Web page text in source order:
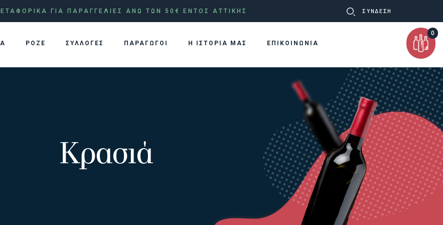
ΓΙΑ ΠΑΡΑΓΓΕΛΙΕΣ ΑΝΩ ΤΩΝ 50€ ΕΝΤΟΣ ΑΤΤΙΚΗΣ ΣΥΝΔΕΣΗ
ΡΟΖΕ ΣΥΛΛΟΓΕΣ ΠΑΡΑΓΩΓΟΙ Η ΙΣΤΟΡΙΑ ΜΑΣ ΕΠΙΚΟΙΝΩΝΙΑ
0
Κρασιά